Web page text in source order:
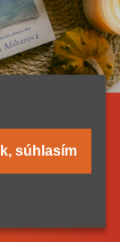
články
súhlasím